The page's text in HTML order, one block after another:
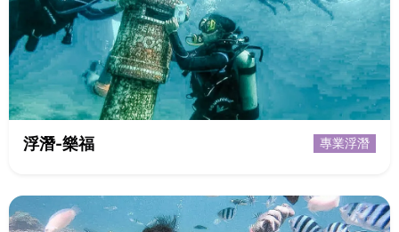
浮潛-樂福 專業浮潛